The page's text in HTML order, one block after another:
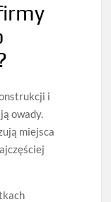
i
owady.
miejsca